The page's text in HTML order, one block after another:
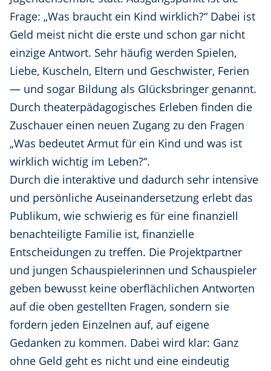
Frage: „Was braucht ein Kind wirklich?“ Dabei ist
Geld meist nicht die erste und schon gar nicht
einzige Antwort. Sehr häufig werden Spielen,
Liebe, Kuscheln, Eltern und Geschwister, Ferien
— und sogar Bildung als Glücksbringer genannt.
Durch theaterpädagogisches Erleben finden die
Zuschauer einen neuen Zugang zu den Fragen
„Was bedeutet Armut für ein Kind und was ist
wirklich wichtig im Leben?“.
Durch die interaktive und dadurch sehr intensive
und persönliche Auseinandersetzung erlebt das
Publikum, wie schwierig es für eine finanziell
benachteiligte Familie ist, finanzielle
Entscheidungen zu treffen. Die Projektpartner
und jungen Schauspielerinnen und Schauspieler
geben bewusst keine oberflächlichen Antworten
auf die oben gestellten Fragen, sondern sie
fordern jeden Einzelnen auf, auf eigene
Gedanken zu kommen. Dabei wird klar: Ganz
ohne Geld geht es nicht und eine eindeutig